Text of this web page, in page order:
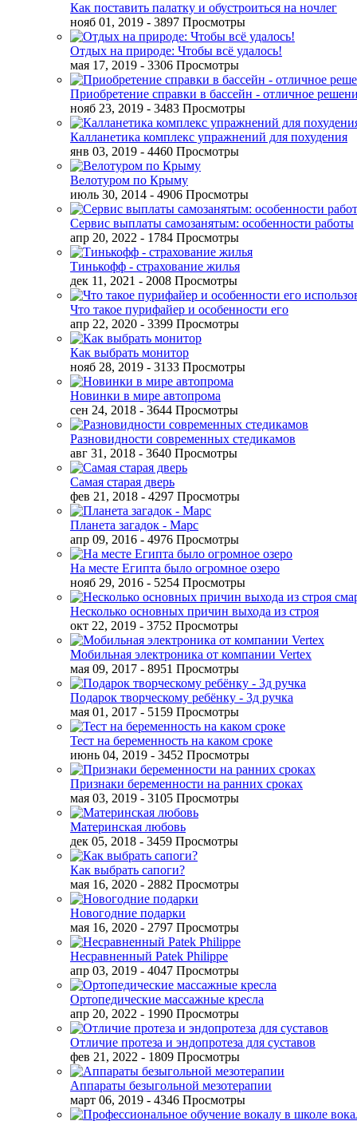
Как поставить палатку и обустроиться на ночлег
нояб 01, 2019 - 3897 Просмотры
Отдых на природе: Чтобы всё удалось!
мая 17, 2019 - 3306 Просмотры
Приобретение справки в бассейн - отличное
нояб 23, 2019 - 3483 Просмотры
Калланетика комплекс упражнений для похудения
янв 03, 2019 - 4460 Просмотры
Велотуром по Крыму
июль 30, 2014 - 4906 Просмотры
Сервис выплаты самозанятым: особенности работы
апр 20, 2022 - 1784 Просмотры
Тинькофф - страхование жилья
дек 11, 2021 - 2008 Просмотры
Что такое пурифайер и особенности его
апр 22, 2020 - 3399 Просмотры
Как выбрать монитор
нояб 28, 2019 - 3133 Просмотры
Новинки в мире автопрома
сен 24, 2018 - 3644 Просмотры
Разновидности современных стедикамов
авг 31, 2018 - 3640 Просмотры
Самая старая дверь
фев 21, 2018 - 4297 Просмотры
Планета загадок - Марс
апр 09, 2016 - 4976 Просмотры
На месте Египта было огромное озеро
нояб 29, 2016 - 5254 Просмотры
Несколько основных причин выхода из строя
окт 22, 2019 - 3752 Просмотры
Мобильная электроника от компании Vertex
мая 09, 2017 - 8951 Просмотры
Подарок творческому ребёнку - 3д ручка
мая 01, 2017 - 5159 Просмотры
Тест на беременность на каком сроке
июнь 04, 2019 - 3452 Просмотры
Признаки беременности на ранних сроках
мая 03, 2019 - 3105 Просмотры
Материнская любовь
дек 05, 2018 - 3459 Просмотры
Как выбрать сапоги?
мая 16, 2020 - 2882 Просмотры
Новогодние подарки
мая 16, 2020 - 2797 Просмотры
Несравненный Patek Philippe
апр 03, 2019 - 4047 Просмотры
Ортопедические массажные кресла
апр 20, 2022 - 1990 Просмотры
Отличие протеза и эндопротеза для суставов
фев 21, 2022 - 1809 Просмотры
Аппараты безыгольной мезотерапии
март 06, 2019 - 4346 Просмотры